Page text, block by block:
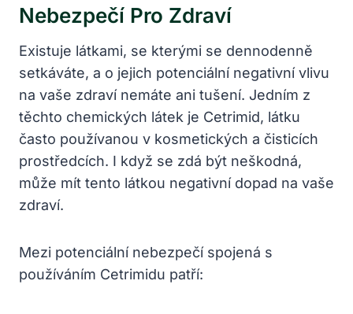
Nebezpečí Pro Zdraví
Existuje látkami, se kterými se dennodenně
setkáváte, a o jejich potenciální negativní vlivu
na vaše zdraví nemáte ani tušení. Jedním z
těchto chemických látek je Cetrimid, látku
často používanou v kosmetických a čisticích
prostředcích. I když se zdá být neškodná,
může mít tento látkou negativní dopad na vaše
zdraví.
Mezi potenciální nebezpečí spojená s
používáním Cetrimidu patří: